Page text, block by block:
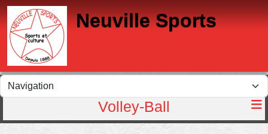
Neuville Sports
Volley-Ball
Panneau de gestion des cookies